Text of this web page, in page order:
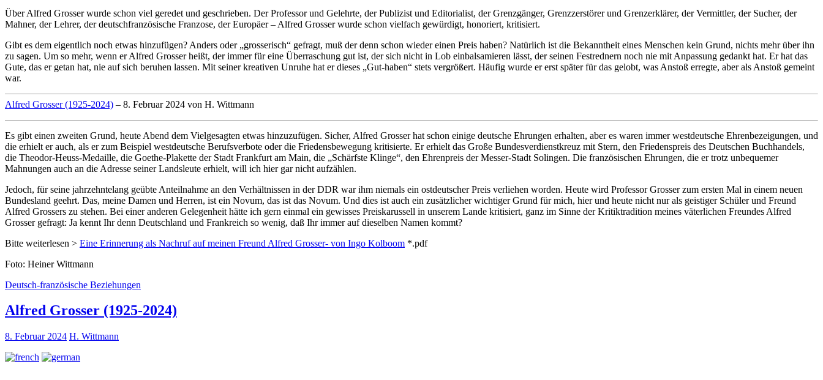
Über Alfred Grosser wurde schon viel geredet und geschrieben. Der Professor und Gelehrte, der Publizist und Editorialist, der Grenzgänger, Grenzzerstörer und Grenzerklärer, der Vermittler, der Sucher, der
Mahner, der Lehrer, der deutschfranzösische Franzose, der Europäer – Alfred Grosser wurde schon vielfach gewürdigt, honoriert, kritisiert.
Gibt es dem eigentlich noch etwas hinzufügen? Anders oder „grosserisch“ gefragt, muß der denn schon wieder einen Preis haben? Natürlich ist die Bekanntheit eines Menschen kein Grund, nichts mehr über ihn
zu sagen. Um so mehr, wenn er Alfred Grosser heißt, der immer für eine Überraschung gut ist, der sich nicht in Lob einbalsamieren lässt, der seinen Festrednern noch nie mit Anpassung gedankt hat. Er hat das
Gute, das er getan hat, nie auf sich beruhen lassen. Mit seiner kreativen Unruhe hat er dieses „Gut-haben“ stets vergrößert. Häufig wurde er erst später für das gelobt, was Anstoß erregte, aber als Anstoß gemeint
war.
Alfred Grosser (1925-2024) – 8. Februar 2024 von H. Wittmann
Es gibt einen zweiten Grund, heute Abend dem Vielgesagten etwas hinzuzufügen. Sicher, Alfred Grosser hat schon einige deutsche Ehrungen erhalten, aber es waren immer westdeutsche Ehrenbezeigungen, und
die erhielt er auch, als er zum Beispiel westdeutsche Berufsverbote oder die Friedensbewegung kritisierte. Er erhielt das Große Bundesverdienstkreuz mit Stern, den Friedenspreis des Deutschen Buchhandels,
die Theodor-Heuss-Medaille, die Goethe-Plakette der Stadt Frankfurt am Main, die „Schärfste Klinge“, den Ehrenpreis der Messer-Stadt Solingen. Die französischen Ehrungen, die er trotz unbequemer
Mahnungen auch an die Adresse seiner Landsleute erhielt, will ich hier gar nicht aufzählen.
Jedoch, für seine jahrzehntelang geübte Anteilnahme an den Verhältnissen in der DDR war ihm niemals ein ostdeutscher Preis verliehen worden. Heute wird Professor Grosser zum ersten Mal in einem neuen
Bundesland geehrt. Das, meine Damen und Herren, ist ein Novum, das ist das Novum. Und dies ist auch ein zusätzlicher wichtiger Grund für mich, hier und heute nicht nur als geistiger Schüler und Freund
Alfred Grossers zu stehen. Bei einer anderen Gelegenheit hätte ich gern einmal ein gewisses Preiskarussell in unserem Lande kritisiert, ganz im Sinne der Kritiktradition meines väterlichen Freundes Alfred
Grosser gefragt: Ja kennt Ihr denn Deutschland und Frankreich so wenig, daß Ihr immer auf dieselben Namen kommt?
Bitte weiterlesen > Eine Erinnerung als Nachruf auf meinen Freund Alfred Grosser- von Ingo Kolboom *.pdf
Foto: Heiner Wittmann
Deutsch-französische Beziehungen
Alfred Grosser (1925-2024)
8. Februar 2024 H. Wittmann